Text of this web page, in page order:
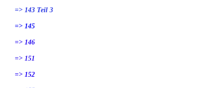
=> 143 Teil 3
=> 145
=> 146
=> 151
=> 152